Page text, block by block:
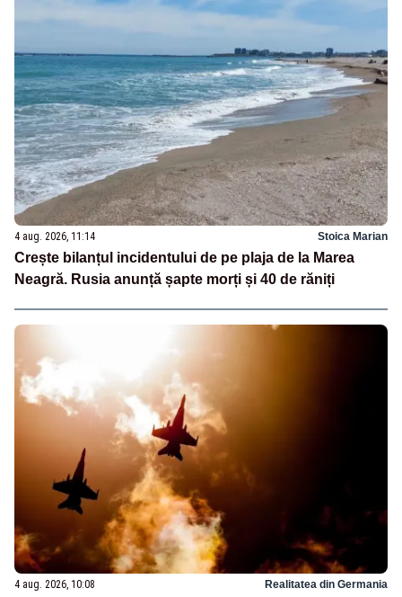
4 aug. 2026, 11:14 Stoica Marian
Crește bilanțul incidentului de pe plaja de la Marea
Neagră. Rusia anunță șapte morți și 40 de răniți
4 aug. 2026, 10:08 Realitatea din Germania